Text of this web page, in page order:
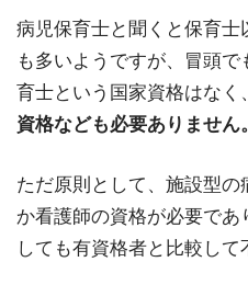
病児保育士と聞くと保育
も多いようですが、冒頭
育士という国家資格はなく、
資格なども必要ありません。
ただ原則として、施設型
か看護師の資格が必要で
しても有資格者と比較して